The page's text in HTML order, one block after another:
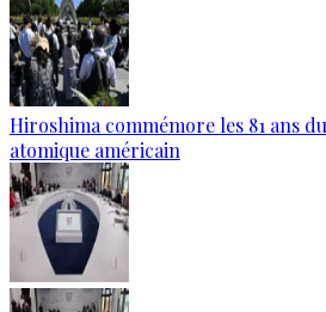
Hiroshima commémore les 81 ans
atomique américain